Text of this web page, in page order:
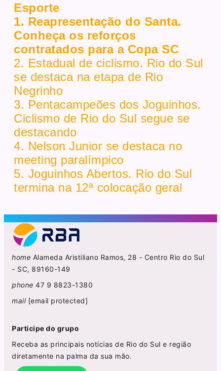
Esporte
1. Reapresentação do Santa.
Conheça os reforços
contratados para a Copa SC
2. Estadual de ciclismo. Rio do Sul
se destaca na etapa de Rio
Negrinho
3. Pentacampeões dos Joguinhos.
Ciclismo de Rio do Sul segue se
destacando
4. Nelson Junior se destaca no
meeting paralímpico
5. Joguinhos Abertos. Rio do Sul
termina na 12ª colocação geral
home Alameda Aristiliano Ramos, 28 - Centro Rio do Sul
- SC, 89160-149
phone 47 9 8823-1380
mail [email protected]
Participe do grupo
Receba as principais notícias de Rio do Sul e região
diretamente na palma da sua mão.